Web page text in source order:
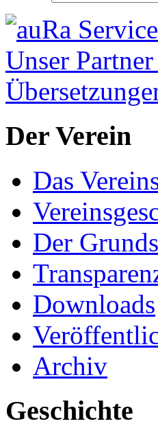
Der Verein
Das
Der
Downloads
Archiv
Geschichte